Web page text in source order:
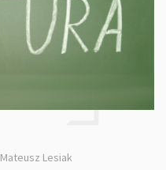
Mateusz Lesiak